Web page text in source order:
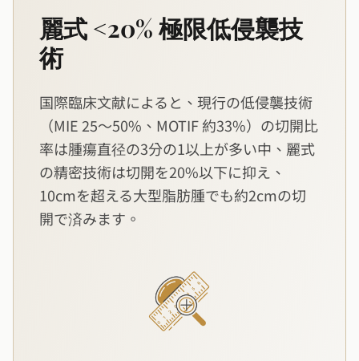
麗式 <20% 極限低侵襲技
術
国際臨床文献によると、現行の低侵襲技術
（MIE 25〜50%、MOTIF 約33%）の切開比
率は腫瘍直径の3分の1以上が多い中、麗式
の精密技術は切開を20%以下に抑え、
10cmを超える大型脂肪腫でも約2cmの切
開で済みます。